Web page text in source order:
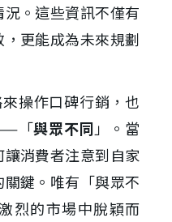
。這些資訊不僅有
更能成為未來規劃
操作口碑行銷，也
「與眾不同」。當
消費者注意到自家
鍵。唯有「與眾不
烈的市場中脫穎而